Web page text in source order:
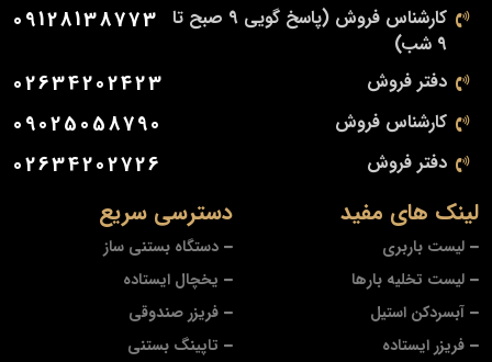
دسترسی سریع
دستگاه بستنی ساز
یخچال ایستاده
فریزر صندوقی
تاپینگ بستنی
لینک های مفید
لیست باربری
لیست تخلیه بارها
آبسردکن استیل
فریزر ایستاده
کارشناس فروش (پاسخ گویی 9 صبح تا
9 شب)
09128138773
دفتر فروش 02634202423
کارشناس فروش 09025058790
دفتر فروش 02634202726